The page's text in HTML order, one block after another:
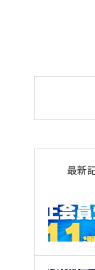
対
最新